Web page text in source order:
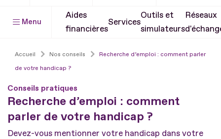
Menu
Aides
financières
Services
Outils et
simulateurs
Réseaux
Accueil Nos conseils
Recherche d’emploi : comment parler
de votre handicap ?
Conseils pratiques
Recherche d’emploi : comment
parler de votre handicap ?
Devez-vous mentionner votre handicap dans votre